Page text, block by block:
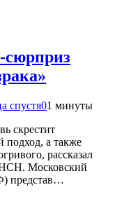
сюрприз
спустя01 минуты
скрестит
подход, а также
рассказал
НСН. Московский
представ…